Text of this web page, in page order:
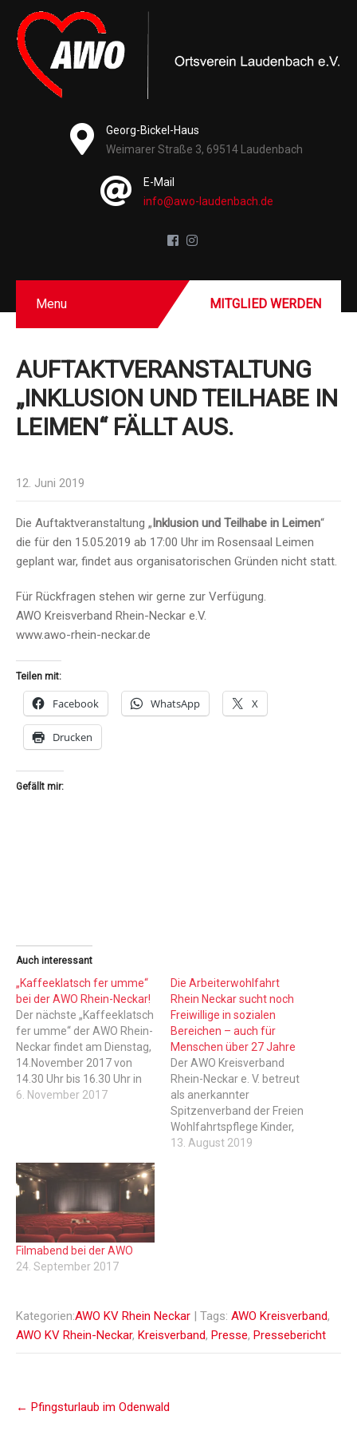
Georg-Bickel-Haus
Weimarer Straße 3, 69514 Laudenbach
E-Mail
info@awo-laudenbach.de
Menu MITGLIED WERDEN
AUFTAKTVERANSTALTUNG
„INKLUSION UND TEILHABE IN
LEIMEN“ FÄLLT AUS.
12. Juni 2019
Die Auftaktveranstaltung „ Inklusion und Teilhabe in Leimen“
die für den 15.05.2019 ab 17:00 Uhr im Rosensaal Leimen
geplant war, findet aus organisatorischen Gründen nicht statt.
Für Rückfragen stehen wir gerne zur Verfügung.
AWO Kreisverband Rhein-Neckar e.V.
www.awo-rhein-neckar.de
Teilen mit:
Facebook WhatsApp X
Drucken
Gefällt mir:
Auch interessant
„Kaffeeklatsch fer umme“
bei der AWO Rhein-Neckar!
Der nächste „Kaffeeklatsch
fer umme“ der AWO Rhein-
Neckar findet am Dienstag,
14.November 2017 von
14.30 Uhr bis 16.30 Uhr in
der Cafeteria der AWO,
Burggasse)Das etwas
andere Kaffeekränzchen
ist eine Informations- und
Kontaktbörse für
Seniorinnen und Senioren,
Junggebliebene und…
6. November 2017
Die Arbeiterwohlfahrt
Rhein Neckar sucht noch
Freiwillige in sozialen
Bereichen – auch für
Menschen über 27 Jahre
Der AWO Kreisverband
Rhein-Neckar e. V. betreut
als anerkannter
Spitzenverband der Freien
Wohlfahrtspflege Kinder,
Jugendliche und
(Bundesfreiwilligendienst)
in sozialen Bereichen, wie:
13. August 2019
Filmabend bei der AWO
24. September 2017
Kategorien:AWO KV Rhein Neckar | Tags: AWO Kreisverband,
AWO KV Rhein-Neckar, Kreisverband, Presse, Pressebericht
navigation
← Pfingsturlaub im Odenwald